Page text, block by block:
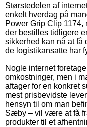
Størstedelen af
enkelt hverdag på
Power Grip Clip
der bestilles tidligere
sikkerhed kan nå at få
de logistikansatte har
Nogle internet
omkostninger, men i
aftager for en konkret
mest prisbevidste
hensyn til om man
Sæby – vil være at få
produkter til et